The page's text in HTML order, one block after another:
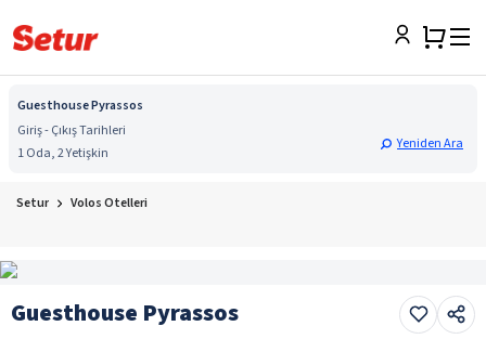
Guesthouse Pyrassos
Giriş - Çıkış Tarihleri
1 Oda, 2 Yetişkin
Yeniden Ara
Setur Volos Otelleri
Guesthouse Pyrassos